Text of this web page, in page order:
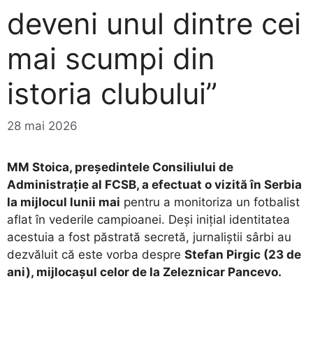
deveni unul dintre cei
mai scumpi din
istoria clubului”
28 mai 2026
MM Stoica, președintele Consiliului de
Administrație al FCSB, a efectuat o vizită în Serbia
la mijlocul lunii mai pentru a monitoriza un fotbalist
aflat în vederile campioanei. Deși inițial identitatea
acestuia a fost păstrată secretă, jurnaliștii sârbi au
dezvăluit că este vorba despre Stefan Pirgic (23 de
ani), mijlocașul celor de la Zeleznicar Pancevo.